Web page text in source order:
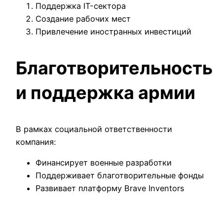
Поддержка IT-сектора
Создание рабочих мест
Привлечение иностранных инвестиций
Благотворительность
и поддержка армии
В рамках социальной ответственности
компания:
Финансирует военные разработки
Поддерживает благотворительные фонды
Развивает платформу Brave Inventors